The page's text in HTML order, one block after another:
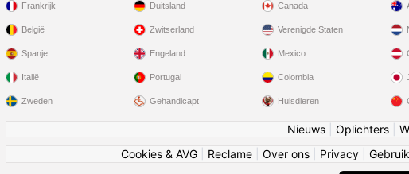
Frankrijk
België
Spanje
Italië
Zweden
Duitsland
Zwitserland
Engeland
Portugal
Gehandicapt
Canada
Verenigde Staten
Mexico
Colombia
Huisdieren
Nieuws| Oplichters|
Cookies & AVG
Reclame Over ons Privacy